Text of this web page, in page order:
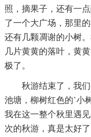
照，摘果子，还有一
了一个大广场，那里
还有几颗凋谢的小树
几片黄黄的落叶，黄
极了。
秋游结束了，我
池塘，柳树红色的`小
我在这一整个秋里遇
次的秋游，真是太好了